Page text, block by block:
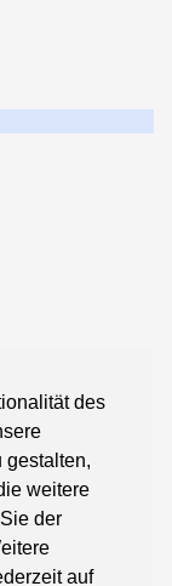
des
gestalten,
weitere
der
auf